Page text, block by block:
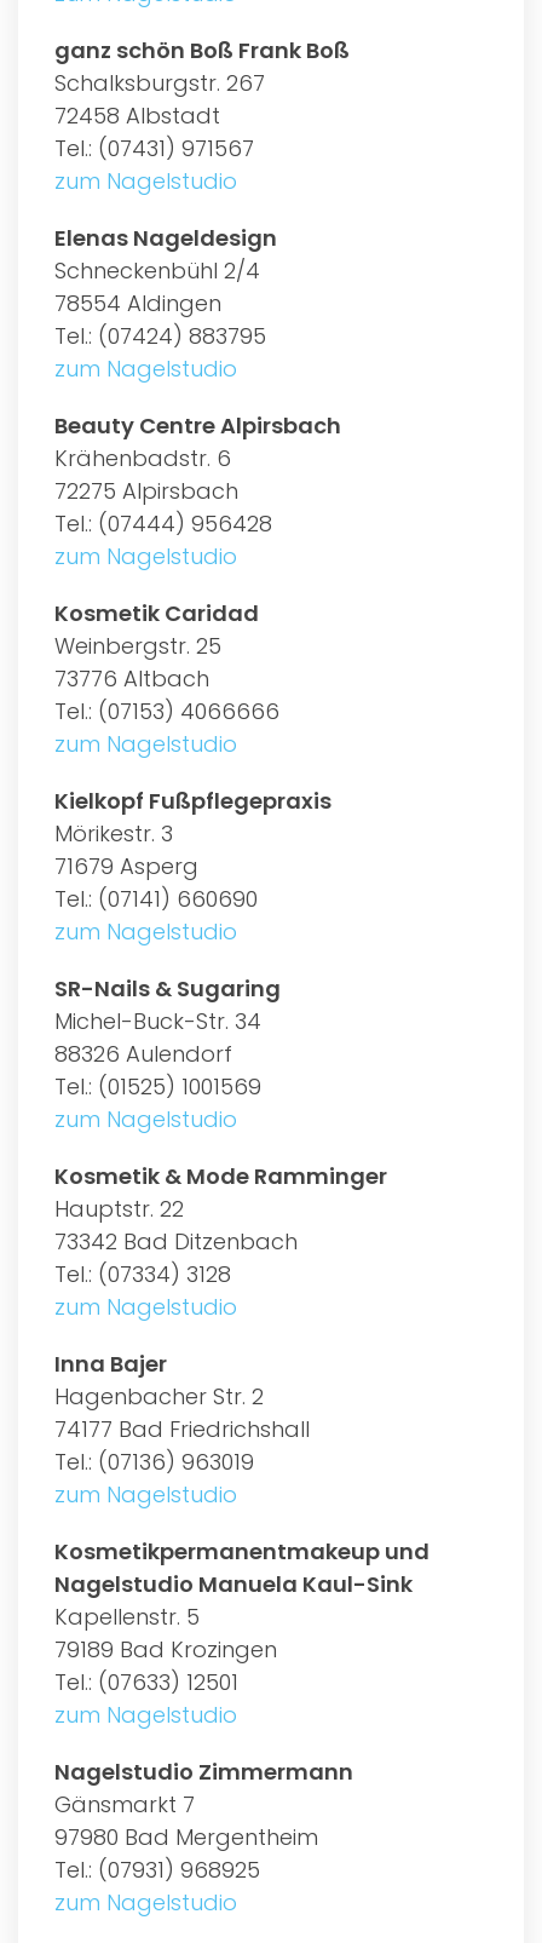
ganz schön Boß Frank Boß
Schalksburgstr. 267
72458 Albstadt
Tel.: (07431) 971567
zum Nagelstudio
Elenas Nageldesign
Schneckenbühl 2/4
78554 Aldingen
Tel.: (07424) 883795
zum Nagelstudio
Beauty Centre Alpirsbach
Krähenbadstr. 6
72275 Alpirsbach
Tel.: (07444) 956428
zum Nagelstudio
Kosmetik Caridad
Weinbergstr. 25
73776 Altbach
Tel.: (07153) 4066666
zum Nagelstudio
Kielkopf Fußpflegepraxis
Mörikestr. 3
71679 Asperg
Tel.: (07141) 660690
zum Nagelstudio
SR-Nails & Sugaring
Michel-Buck-Str. 34
88326 Aulendorf
Tel.: (01525) 1001569
zum Nagelstudio
Kosmetik & Mode Ramminger
Hauptstr. 22
73342 Bad Ditzenbach
Tel.: (07334) 3128
zum Nagelstudio
Inna Bajer
Hagenbacher Str. 2
74177 Bad Friedrichshall
Tel.: (07136) 963019
zum Nagelstudio
Kosmetikpermanentmakeup und
Nagelstudio Manuela Kaul-Sink
Kapellenstr. 5
79189 Bad Krozingen
Tel.: (07633) 12501
zum Nagelstudio
Nagelstudio Zimmermann
Gänsmarkt 7
97980 Bad Mergentheim
Tel.: (07931) 968925
zum Nagelstudio